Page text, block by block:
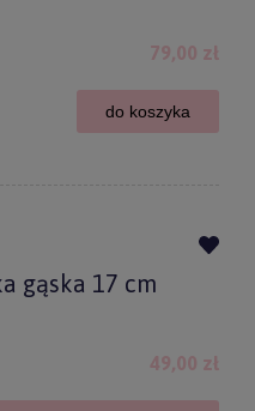
79,00 zł
do koszyka
gąska 17 cm
49,00 zł